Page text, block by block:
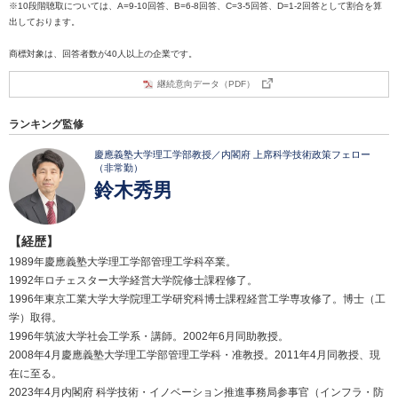
※10段階聴取については、A=9-10回答、B=6-8回答、C=3-5回答、D=1-2回答として割合を算
出しております。
商標対象は、回答者数が40人以上の企業です。
継続意向データ（PDF）
ランキング監修
慶應義塾大学理工学部教授／内閣府 上席科学技術政策フェロー
（非常勤）
鈴木秀男
【経歴】
1989年慶應義塾大学理工学部管理工学科卒業。
1992年ロチェスター大学経営大学院修士課程修了。
1996年東京工業大学大学院理工学研究科博士課程経営工学専攻修了。博士（工
学）取得。
1996年筑波大学社会工学系・講師。2002年6月同助教授。
2008年4月慶應義塾大学理工学部管理工学科・准教授。2011年4月同教授、現
在に至る。
2023年4月内閣府 科学技術・イノベーション推進事務局参事官（インフラ・防